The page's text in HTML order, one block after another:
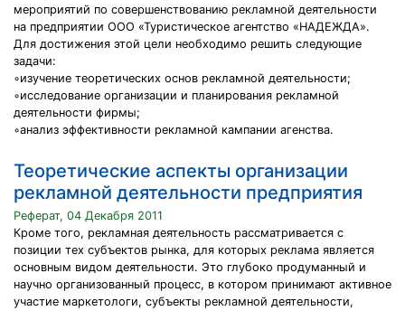
мероприятий по совершенствованию рекламной деятельности
на предприятии ООО «Туристическое агентство «НАДЕЖДА».
Для достижения этой цели необходимо решить следующие
задачи:
◦изучение теоретических основ рекламной деятельности;
◦исследование организации и планирования рекламной
деятельности фирмы;
◦анализ эффективности рекламной кампании агенства.
Теоретические аспекты организации
рекламной деятельности предприятия
Реферат, 04 Декабря 2011
Кроме того, рекламная деятельность рассматривается с
позиции тех субъектов рынка, для которых реклама является
основным видом деятельности. Это глубоко продуманный и
научно организованный процесс, в котором принимают активное
участие маркетологи, субъекты рекламной деятельности,